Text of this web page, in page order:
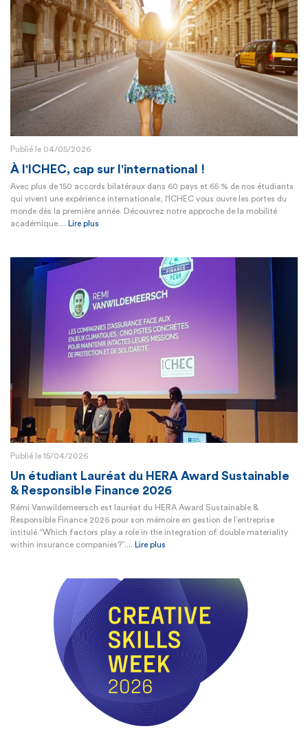
Publié le 04/05/2026
À l'ICHEC, cap sur l'international !
Avec plus de 150 accords bilatéraux dans 60 pays et 65 % de nos étudiants
qui vivent une expérience internationale, l'ICHEC vous ouvre les portes du
monde dès la première année. Découvrez notre approche de la mobilité
académique.... Lire plus
Publié le 15/04/2026
Un étudiant Lauréat du HERA Award Sustainable
& Responsible Finance 2026
Rémi Vanwildemeersch est lauréat du HERA Award Sustainable &
Responsible Finance 2026 pour son mémoire en gestion de l’entreprise
intitulé “Which factors play a role in the integration of double materiality
within insurance companies?”.... Lire plus